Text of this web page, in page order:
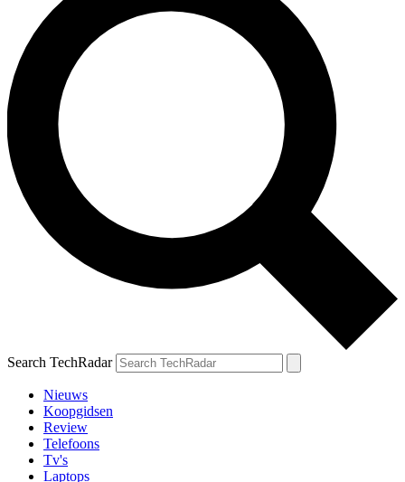
Search TechRadar
Nieuws
Koopgidsen
Review
Telefoons
Tv's
Laptops